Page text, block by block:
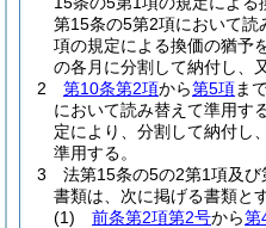
第15条の5第2項において
項の規定による換価の猶予
の各月に分割して納付し、
2
第10条第2項から第5項ま
において読み替えて準用す
定により、分割して納付し
準用する。
3
法第15条の5の2第1項及
書類は、次に掲げる書類とす
(1)
前条第2項第2号から第